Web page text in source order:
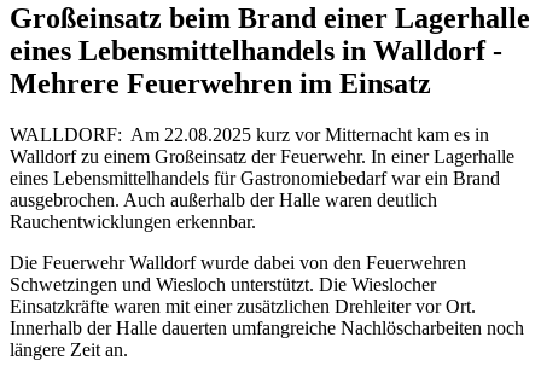
Großeinsatz beim Brand einer Lagerhalle
eines Lebensmittelhandels in Walldorf -
Mehrere Feuerwehren im Einsatz
WALLDORF: Am 22.08.2025 kurz vor Mitternacht kam es in
Walldorf zu einem Großeinsatz der Feuerwehr. In einer Lagerhalle
eines Lebensmittelhandels für Gastronomiebedarf war ein Brand
ausgebrochen. Auch außerhalb der Halle waren deutlich
Rauchentwicklungen erkennbar.
Die Feuerwehr Walldorf wurde dabei von den Feuerwehren
Schwetzingen und Wiesloch unterstützt. Die Wieslocher
Einsatzkräfte waren mit einer zusätzlichen Drehleiter vor Ort.
Innerhalb der Halle dauerten umfangreiche Nachlöscharbeiten noch
längere Zeit an.